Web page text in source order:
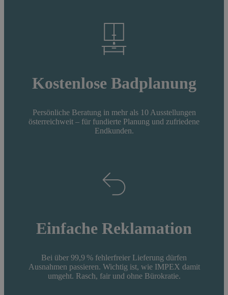
Kostenlose Badplanung
Persönliche Beratung in mehr als 10 Ausstellungen
österreichweit – für fundierte Planung und zufriedene
Endkunden.
Einfache Reklamation
Bei über 99,9 % fehlerfreier Lieferung dürfen
Ausnahmen passieren. Wichtig ist, wie IMPEX damit
umgeht. Rasch, fair und ohne Bürokratie.